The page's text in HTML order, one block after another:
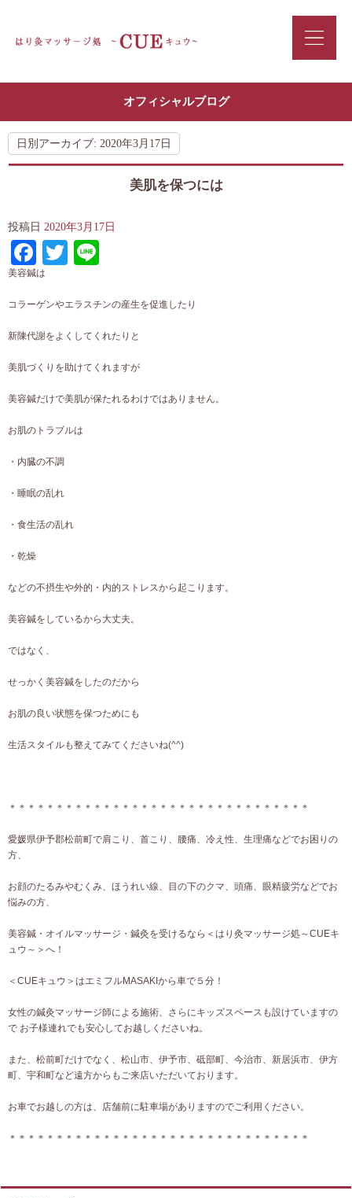
オフィシャルブログ
日別アーカイブ: 2020年3月17日
美肌を保つには
投稿日 2020年3月17日
Facebook
Twitter
美容鍼は
コラーゲンやエラスチンの産生を促進したり
新陳代謝をよくしてくれたりと
美肌づくりを助けてくれますが
美容鍼だけで美肌が保たれるわけではありません。
お肌のトラブルは
・内臓の不調
・睡眠の乱れ
・食生活の乱れ
・乾燥
などの不摂生や外的・内的ストレスから起こります。
美容鍼をしているから大丈夫。
ではなく、
せっかく美容鍼をしたのだから
お肌の良い状態を保つためにも
生活スタイルも整えてみてくださいね(^^)
＊＊＊＊＊＊＊＊＊＊＊＊＊＊＊＊＊＊＊＊＊＊＊＊＊＊＊＊＊＊＊＊
愛媛県伊予郡松前町で肩こり、首こり、腰痛、冷え性、生理痛などでお困りの
方、
お顔のたるみやむくみ、ほうれい線、目の下のクマ、頭痛、眼精疲労などでお
悩みの方、
美容鍼・オイルマッサージ・鍼灸を受けるなら＜はり灸マッサージ処～CUEキ
ュウ～＞へ！
＜CUEキュウ＞はエミフルMASAKIから車で５分！
女性の鍼灸マッサージ師による施術、さらにキッズスペースも設けていますの
で お子様連れでも安心してお越しくださいね。
また、松前町だけでなく、松山市、伊予市、砥部町、今治市、新居浜市、伊方
町、宇和町など遠方からもご来店いただいております。
お車でお越しの方は、店舗前に駐車場がありますのでご利用ください。
＊＊＊＊＊＊＊＊＊＊＊＊＊＊＊＊＊＊＊＊＊＊＊＊＊＊＊＊＊＊＊＊